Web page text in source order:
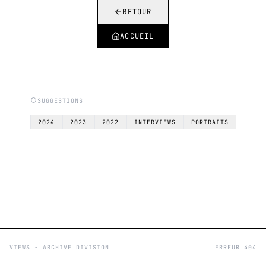
RETOUR
ACCUEIL
SUGGESTIONS
2024 2023 2022 INTERVIEWS PORTRAITS
VIEWS - ARCHIVE DIVISION ERREUR 404